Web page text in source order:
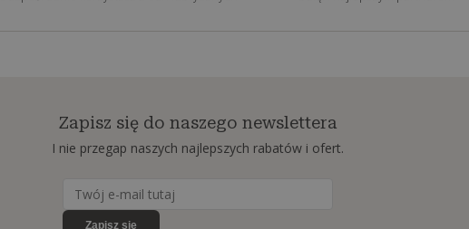
Zapisz się do naszego newslettera
I nie przegap naszych najlepszych rabatów i ofert.
Zapisz się